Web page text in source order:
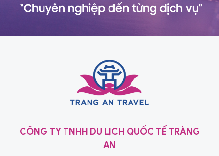
CÔNG TY TNHH DU LỊCH QUỐC TẾ TRÀNG
AN